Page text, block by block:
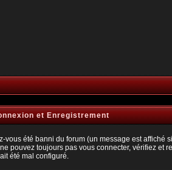
et Enregistrement
été banni du forum (un message est
pouvez toujours pas vous connecter, vérifiez
été mal configuré.